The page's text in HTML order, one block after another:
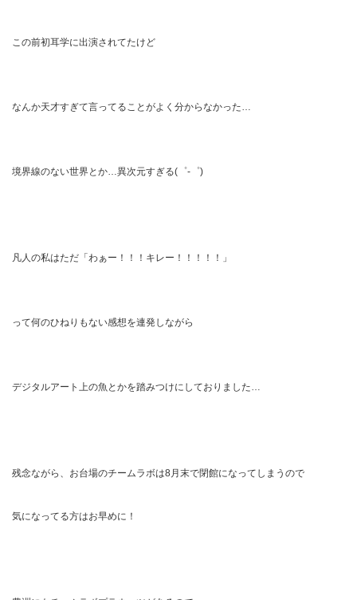
この前初耳学に出演されてたけど
なんか天才すぎて言ってることがよく分からなかった…
境界線のない世界とか…異次元すぎる(゜-゜)
凡人の私はただ「わぁー！！！キレー！！！！！」
って何のひねりもない感想を連発しながら
デジタルアート上の魚とかを踏みつけにしておりました…
残念ながら、お台場のチームラボは8月末で閉館になってしまうので
気になってる方はお早めに！